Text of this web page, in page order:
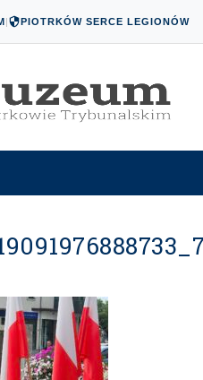
| PIOTRKÓW SERCE LEGIONÓW